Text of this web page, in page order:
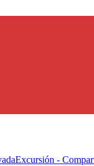
Excursión -